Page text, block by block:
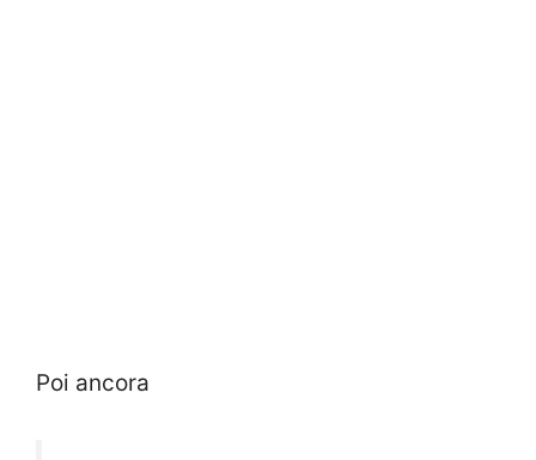
Poi ancora